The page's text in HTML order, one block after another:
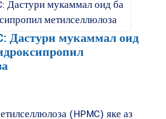
Дастури мукаммал оид
(HPMC) яке аз